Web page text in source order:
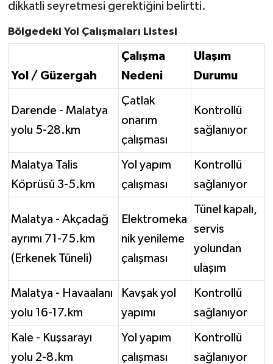
dikkatli seyretmesi gerektiğini belirtti.
Bölgedeki Yol Çalışmaları Listesi
Yol / Güzergah
Çalışma
Nedeni
Ulaşım
Durumu
Darende - Malatya
yolu 5-28.km
Çatlak
onarım
çalışması
Kontrollü
sağlanıyor
Malatya Talis
Köprüsü 3-5.km
Yol yapım
çalışması
Kontrollü
sağlanıyor
Malatya - Akçadağ
ayrımı 71-75.km
(Erkenek Tüneli)
Elektromeka
nik yenileme
çalışması
Tünel kapalı,
servis
yolundan
ulaşım
Malatya - Havaalanı
yolu 16-17.km
Kavşak yol
yapımı
Kontrollü
sağlanıyor
Kale - Kuşsarayı
yolu 2-8.km
Yol yapım
çalışması
Kontrollü
sağlanıyor